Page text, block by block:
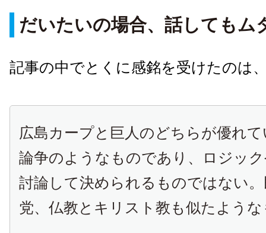
だいたいの場合、話してもム
記事の中でとくに感銘を受けたのは
広島カープと巨人のどちらが優れ
論争のようなものであり、ロジッ
討論して決められるものではない
党、仏教とキリスト教も似たよう